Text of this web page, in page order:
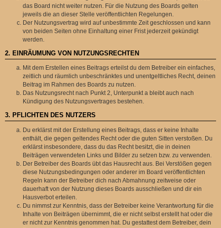
das Board nicht weiter nutzen. Für die Nutzung des Boards gelten
jeweils die an dieser Stelle veröffentlichten Regelungen.
Der Nutzungsvertrag wird auf unbestimmte Zeit geschlossen und kann
von beiden Seiten ohne Einhaltung einer Frist jederzeit gekündigt
werden.
2. EINRÄUMUNG VON NUTZUNGSRECHTEN
Mit dem Erstellen eines Beitrags erteilst du dem Betreiber ein einfaches,
zeitlich und räumlich unbeschränktes und unentgeltliches Recht, deinen
Beitrag im Rahmen des Boards zu nutzen.
Das Nutzungsrecht nach Punkt 2, Unterpunkt a bleibt auch nach
Kündigung des Nutzungsvertrages bestehen.
3. PFLICHTEN DES NUTZERS
Du erklärst mit der Erstellung eines Beitrags, dass er keine Inhalte
enthält, die gegen geltendes Recht oder die guten Sitten verstoßen. Du
erklärst insbesondere, dass du das Recht besitzt, die in deinen
Beiträgen verwendeten Links und Bilder zu setzen bzw. zu verwenden.
Der Betreiber des Boards übt das Hausrecht aus. Bei Verstößen gegen
diese Nutzungsbedingungen oder anderer im Board veröffentlichten
Regeln kann der Betreiber dich nach Abmahnung zeitweise oder
dauerhaft von der Nutzung dieses Boards ausschließen und dir ein
Hausverbot erteilen.
Du nimmst zur Kenntnis, dass der Betreiber keine Verantwortung für die
Inhalte von Beiträgen übernimmt, die er nicht selbst erstellt hat oder die
er nicht zur Kenntnis genommen hat. Du gestattest dem Betreiber, dein